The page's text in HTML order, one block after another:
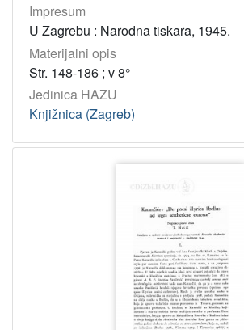
Impresum
U Zagrebu : Narodna tiskara, 1945.
Materijalni opis
Str. 148-186 ; v 8°
Jedinica HAZU
Knjižnica (Zagreb)